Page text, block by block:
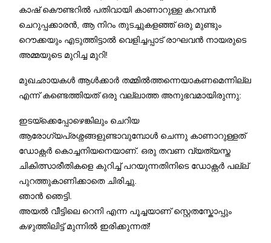
കാഷ് കൌണ്ടറില്‍ പതിവായി കാണാറുള്ള കറമ്പന്‍
ചെറുപ്പക്കാരന്‍, ആ നിറം തുടച്ചുകളഞ്ഞ് ഒരു മുണ്ടും
റൌക്കയും എടുത്തിട്ടാല്‍ വെളിച്ചപ്പാട് രാഘവന്‍ നായരുടെ
അമ്മയുടെ മുറിച്ച മുറി!
മുഖഛായകള്‍ ആള്‍ക്കാര്‍ തമ്മില്‍ത്തന്നെയാകണമെന്നില്ല
എന്ന് കണ്ടെത്തിയത് ഒരു വല്ലാത്ത അനുഭവമായിരുന്നു:
ഇടയ്ക്കെപ്പോഴെങ്കിലും ചെറിയ
ആരോഗ്യപ്രശ്നങ്ങളുണ്ടാവുമ്പോള്‍ ചെന്നു കാണാറുള്ളത്
ഡോക്റ്റര്‍ കൊച്ചനിയനെയാണ്. ഒരു തവണ വ്യത്യസ്ത
ചികിത്സാരീതികളെ കുറിച്ച് പറയുന്നതിനിടെ ഡോക്റ്റര്‍ പല്ല്
പുറത്തുകാണിക്കാതെ ചിരിച്ചു.
ഞാന്‍ ഞെട്ടി.
അയല്‍ വീട്ടിലെ റെനി എന്ന പൂച്ചയാണ് സ്റ്റെതസ്കോപ്പും
കഴുത്തിലിട്ട് മുന്നില്‍ ഇരിക്കുന്നത്!